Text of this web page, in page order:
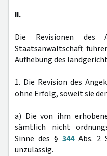
II.
Die Revisionen des
Staatsanwaltschaft
Aufhebung des
1. Die Revision des
ohne Erfolg, soweit sie
a) Die von ihm
sämtlich nicht
Sinne des § 344Abs. 2
unzulässig.